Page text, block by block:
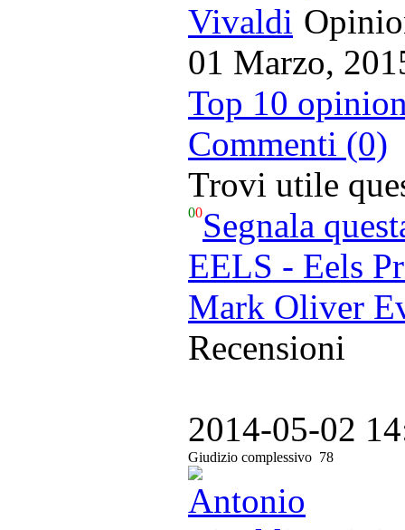
01 Marzo,
Top 10
Commenti (0)
Trovi utile
00Segnala
EELS - Eels
Mark Oliver
Recensioni
2014-05-02
Giudizio complessivo 78